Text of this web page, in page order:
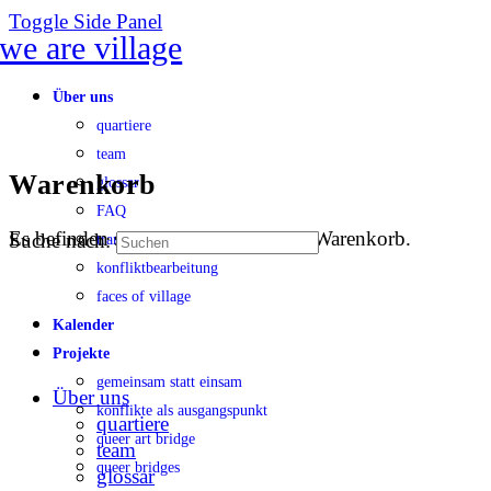
Toggle Side Panel
Über uns
quartiere
team
glossar
FAQ
transparenz
konfliktbearbeitung
faces of village
Kalender
Projekte
gemeinsam statt einsam
konflikte als ausgangspunkt
queer art bridge
queer bridges
Warenkorb
Es befinden sich keine Produkte im Warenkorb.
Suche nach:
Über uns
quartiere
team
glossar